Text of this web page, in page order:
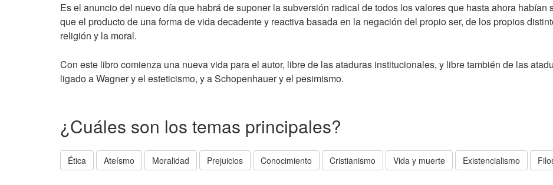
Es el anuncio del nuevo día que habrá de suponer la subversión radical de todos los valores que hasta ahora habían
que el producto de una forma de vida decadente y reactiva basada en la negación del propio ser, de los propios
religión y la moral.
Con este libro comienza una nueva vida para el autor, libre de las ataduras institucionales, y libre también de las
ligado a Wagner y el esteticismo, y a Schopenhauer y el pesimismo.
¿Cuáles son los temas principales?
Ética Ateísmo Moralidad Prejuicios Conocimiento Cristianismo Vida y muerte Existencialismo